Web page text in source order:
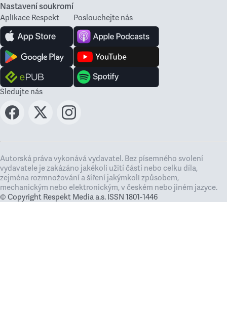
Nastavení soukromí
Aplikace Respekt Poslouchejte nás
Sledujte nás
Autorská práva vykonává vydavatel. Bez písemného svolení
vydavatele je zakázáno jakékoli užití částí nebo celku díla,
zejména rozmnožování a šíření jakýmkoli způsobem,
mechanickým nebo elektronickým, v českém nebo jiném jazyce.
© Copyright Respekt Media a.s. ISSN 1801-1446